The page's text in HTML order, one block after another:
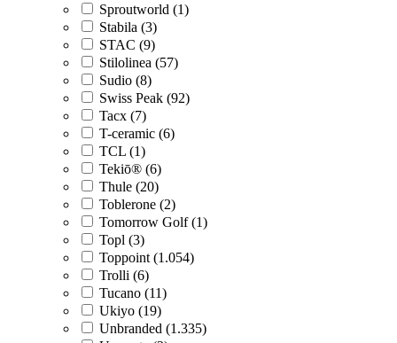
Sproutworld (1)
Stabila (3)
STAC (9)
Stilolinea (57)
Sudio (8)
Swiss Peak (92)
Tacx (7)
T-ceramic (6)
TCL (1)
Tekiō® (6)
Thule (20)
Toblerone (2)
Tomorrow Golf (1)
Topl (3)
Toppoint (1.054)
Trolli (6)
Tucano (11)
Ukiyo (19)
Unbranded (1.335)